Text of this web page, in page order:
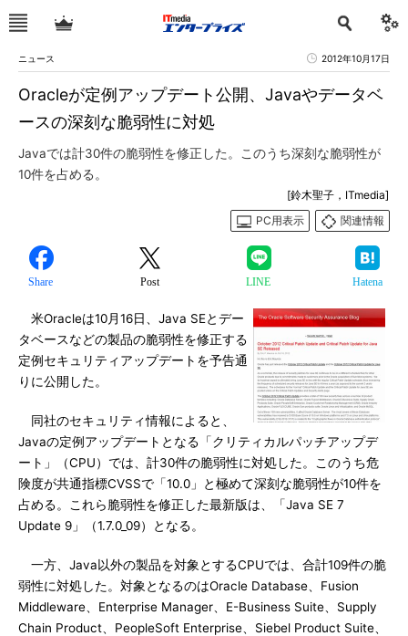
ニュース 2012年10月17日
Oracleが定例アップデート公開、Javaやデータベ
ースの深刻な脆弱性に対処
Javaでは計30件の脆弱性を修正した。このうち深刻な脆弱性が
10件を占める。
[鈴木聖子，ITmedia]
PC用表示
関連情報
Share Post LINE Hatena
米Oracleは10月16日、Java SEとデー
タベースなどの製品の脆弱性を修正する
定例セキュリティアップデートを予告通
りに公開した。
同社のセキュリティ情報によると、
Javaの定例アップデートとなる「クリティカルパッチアップデ
ート」（CPU）では、計30件の脆弱性に対処した。このうち危
険度が共通指標CVSSで「10.0」と極めて深刻な脆弱性が10件を
占める。これら脆弱性を修正した最新版は、「Java SE 7
Update 9」（1.7.0_09）となる。
一方、Java以外の製品を対象とするCPUでは、合計109件の脆
弱性に対処した。対象となるのはOracle Database、Fusion
Middleware、Enterprise Manager、E-Business Suite、Supply
Chain Product、PeopleSoft Enterprise、Siebel Product Suite、